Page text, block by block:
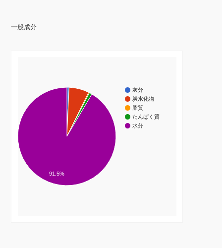
一般成分
灰分
炭水化物
脂質
たんぱく質
水分
91.5%